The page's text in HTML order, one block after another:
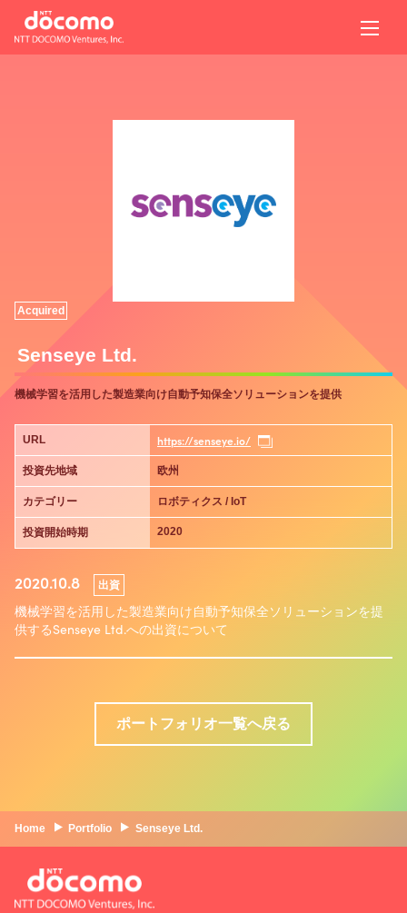
Acquired
Senseye Ltd.
機械学習を活用した製造業向け自動予知保全ソリューションを提供
URL https://senseye.io/
投資先地域 欧州
カテゴリー ロボティクス / IoT
投資開始時期 2020
2020.10.8 出資
機械学習を活用した製造業向け自動予知保全ソリューションを提
供するSenseye Ltd.への出資について
ポートフォリオ一覧へ戻る
Home Portfolio Senseye Ltd.